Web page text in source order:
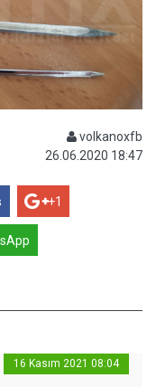
volkanoxfb
26.06.2020 18:47
+1
16 Kasım 2021 08:04